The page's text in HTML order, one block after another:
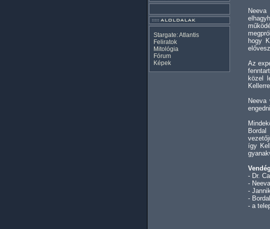
Stargate: Atlantis
Feliratok
Mitológia
Fórum
Képek
hogy
Az
közel
így
- Dr.
- Neeva
-
- Bordal
- a